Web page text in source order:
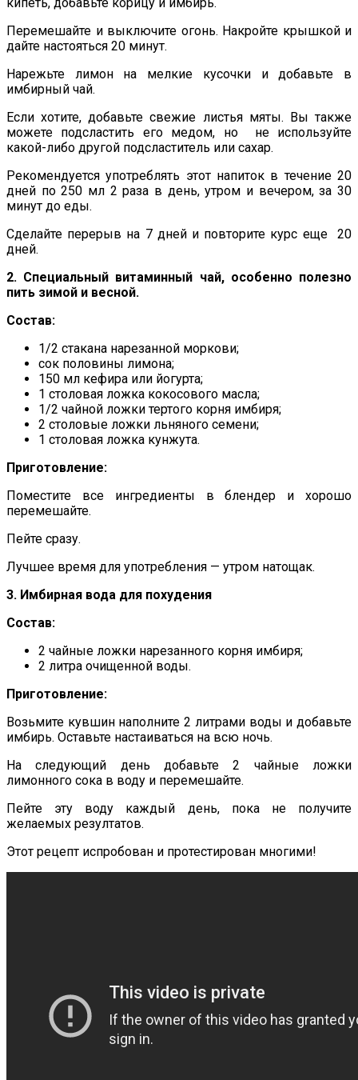
Перемешайте и выключите огонь. Накройте крышкой и
дайте настояться 20 минут.
Нарежьте лимон на мелкие кусочки и добавьте в
имбирный чай.
Если хотите, добавьте свежие листья мяты. Вы также
можете подсластить его медом, но не используйте
какой-либо другой подсластитель или сахар.
Рекомендуется употреблять этот напиток в течение 20
дней по 250 мл 2 раза в день, утром и вечером, за 30
минут до еды.
Сделайте перерыв на 7 дней и повторите курс еще 20
дней.
2. Специальный витаминный чай, особенно полезно
пить зимой и весной.
Состав:
1/2 стакана нарезанной моркови;
сок половины лимона;
150 мл кефира или йогурта;
1 столовая ложка кокосового масла;
1/2 чайной ложки тертого корня имбиря;
2 столовые ложки льняного семени;
1 столовая ложка кунжута.
Приготовление:
Поместите все ингредиенты в блендер и хорошо
перемешайте.
Пейте сразу.
Лучшее время для употребления — утром натощак.
3. Имбирная вода для похудения
Состав:
2 чайные ложки нарезанного корня имбиря;
2 литра очищенной воды.
Приготовление:
Возьмите кувшин наполните 2 литрами воды и добавьте
имбирь. Оставьте настаиваться на всю ночь.
На следующий день добавьте 2 чайные ложки
лимонного сока в воду и перемешайте.
Пейте эту воду каждый день, пока не получите
желаемых резултатов.
Этот рецепт испробован и протестирован многими!